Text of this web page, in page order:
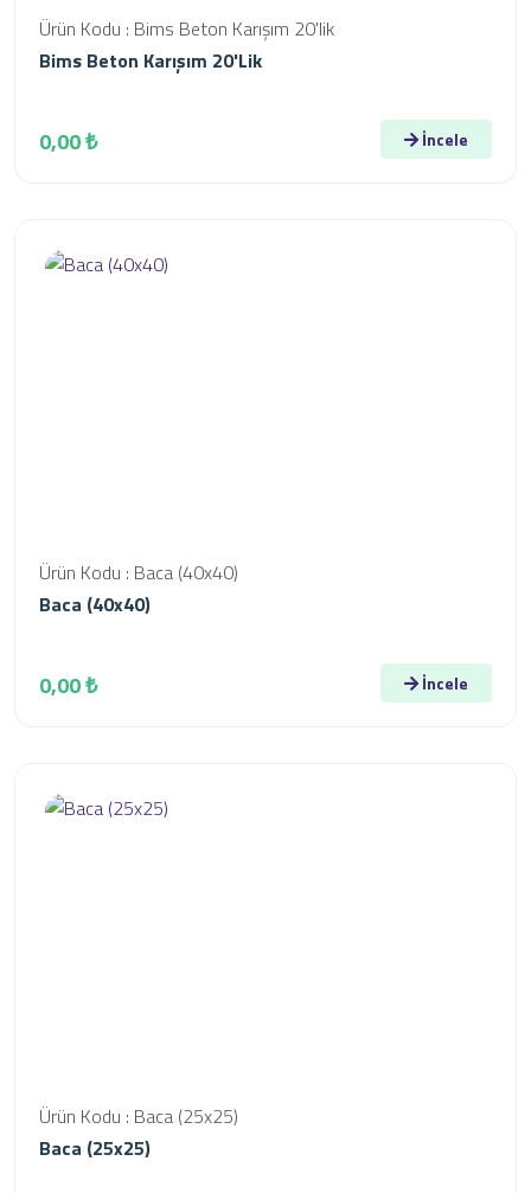
Ürün Kodu : Bims Beton Karışım 20'lik
Bims Beton Karışım 20'lik
0,00 ₺ İncele
Ürün Kodu : Baca (40x40)
Baca (40x40)
0,00 ₺ İncele
Ürün Kodu : Baca (25x25)
Baca (25x25)